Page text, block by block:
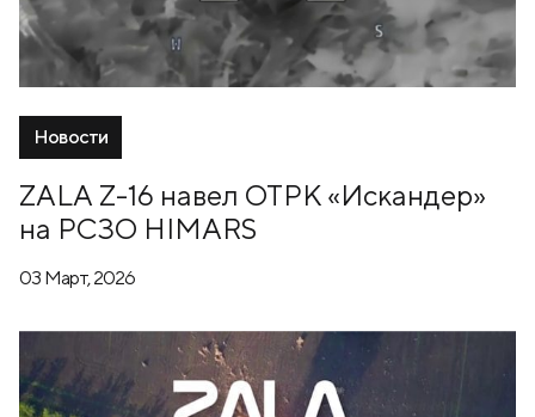
Новости
ZALA Z-16 навел ОТРК «Искандер»
на РСЗО HIMARS
03 Март, 2026